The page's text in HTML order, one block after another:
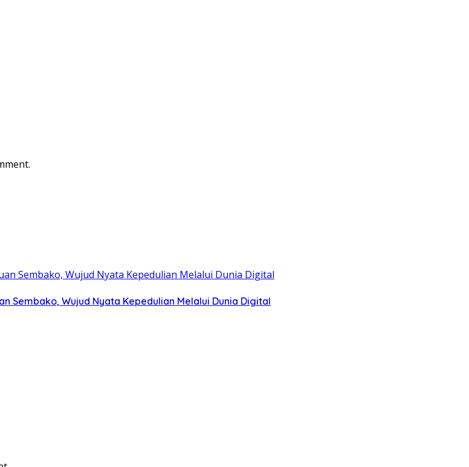
Sembako, Wujud Nyata Kepedulian Melalui Dunia Digital